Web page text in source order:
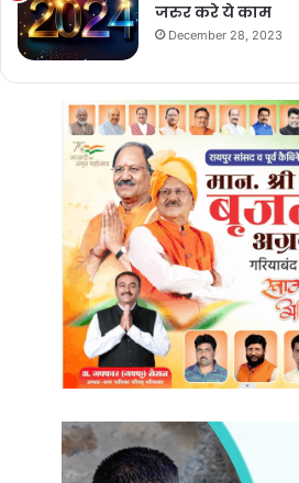
जरुर करे ये काम
December 28, 2023